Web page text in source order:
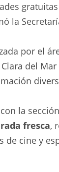
la
por el
del
la
fresca,
de cine y